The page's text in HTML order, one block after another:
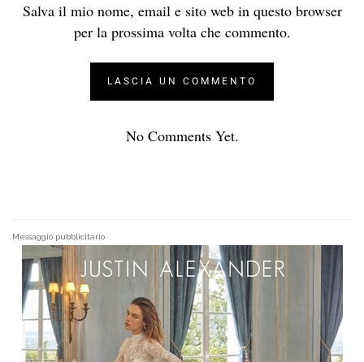
Salva il mio nome, email e sito web in questo browser
per la prossima volta che commento.
No Comments Yet.
Messaggio pubblicitario